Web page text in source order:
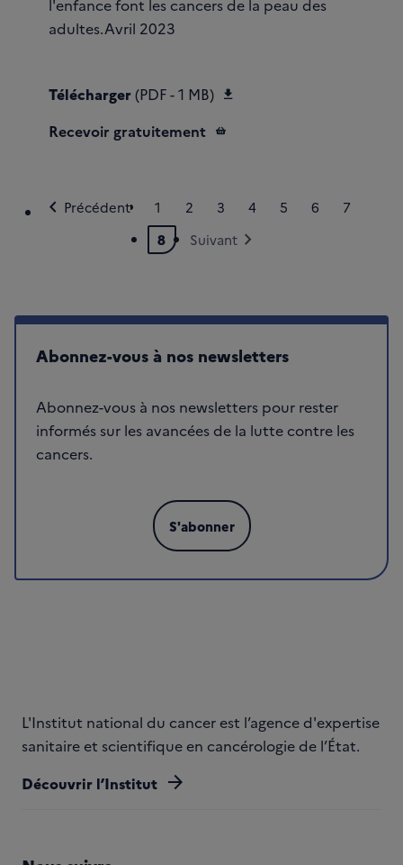
l'enfance font les cancers de la peau des
adultes.Avril 2023
Télécharger(PDF - 1 MB)
Recevoir gratuitement
chevron_left Précédent 1 2 3 4 5 6
7
8
Page courante
Suivantchevron_right
Abonnez-vous à nos newsletters
Abonnez-vous à nos newsletters pour rester
informés sur les avancées de la lutte contre les
cancers.
S'abonner
L'Institut national du cancer est l’agence d'expertise
sanitaire et scientifique en cancérologie de l’État.
Découvrir l’Institut arrow_forward